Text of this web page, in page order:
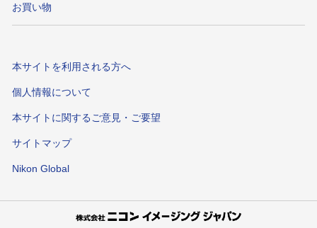
お買い物
本サイトを利用される方へ
個人情報について
本サイトに関するご意見・ご要望
サイトマップ
Nikon Global